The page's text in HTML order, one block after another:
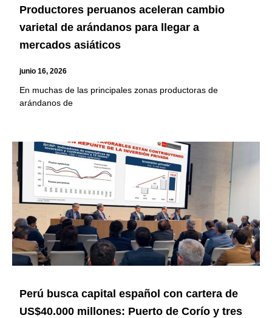
Productores peruanos aceleran cambio
varietal de arándanos para llegar a
mercados asiáticos
junio 16, 2026
En muchas de las principales zonas productoras de
arándanos de
Perú busca capital español con cartera de
US$40.000 millones: Puerto de Corío y tres